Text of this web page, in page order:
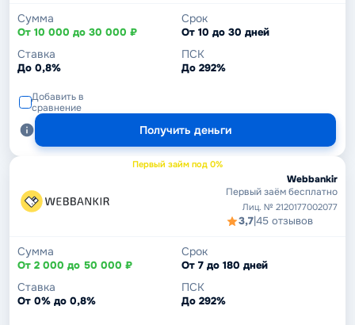
Сумма
От 10 000 до 30 000 ₽
Срок
От 10 до 30 дней
Ставка
До 0,8%
ПСК
До 292%
Добавить в
сравнение
Получить деньги
Первый займ под 0%
Webbankir
Первый заём бесплатно
Лиц. № 2120177002077
3,7|45 отзывов
Сумма
От 2 000 до 50 000 ₽
Срок
От 7 до 180 дней
Ставка
От 0% до 0,8%
ПСК
До 292%